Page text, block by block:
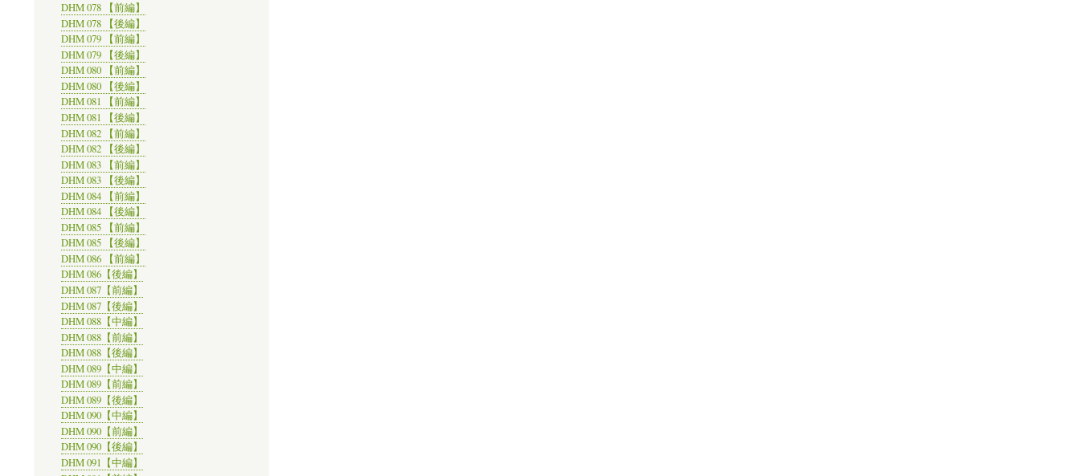
DHM 078 【前編】
DHM 078 【後編】
DHM 079 【前編】
DHM 079 【後編】
DHM 080 【前編】
DHM 080 【後編】
DHM 081 【前編】
DHM 081 【後編】
DHM 082 【前編】
DHM 082 【後編】
DHM 083 【前編】
DHM 083 【後編】
DHM 084 【前編】
DHM 084 【後編】
DHM 085 【前編】
DHM 085 【後編】
DHM 086 【前編】
DHM 086【後編】
DHM 087【前編】
DHM 087【後編】
DHM 088【中編】
DHM 088【前編】
DHM 088【後編】
DHM 089【中編】
DHM 089【前編】
DHM 089【後編】
DHM 090【中編】
DHM 090【前編】
DHM 090【後編】
DHM 091【中編】